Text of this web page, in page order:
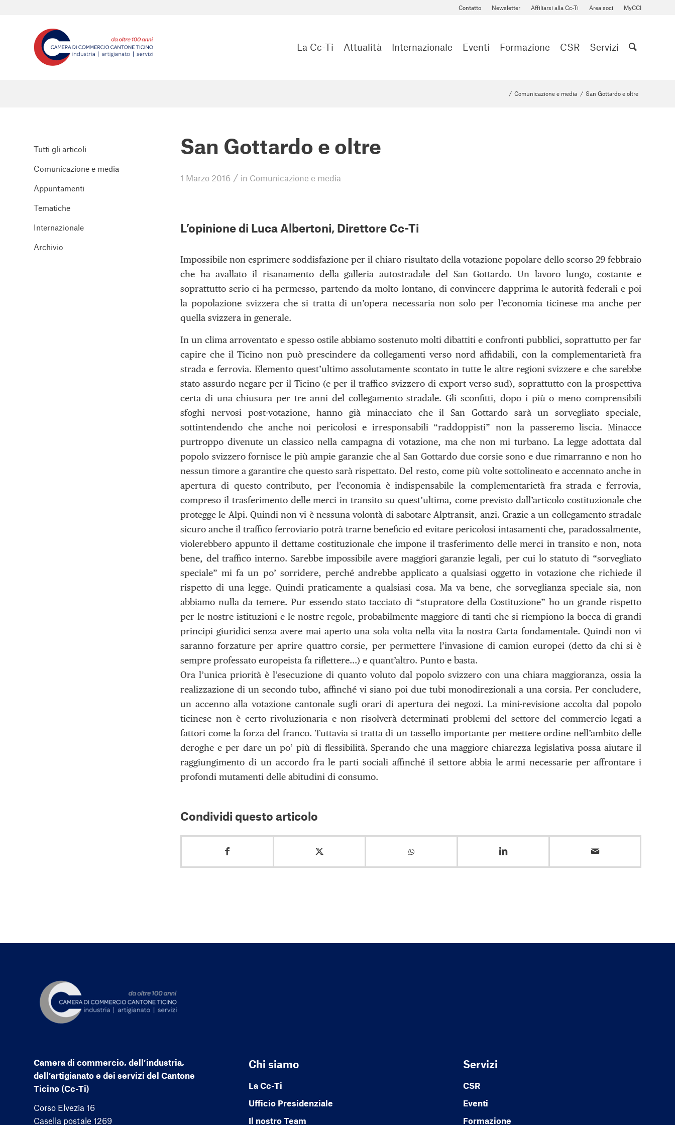
Contatto Newsletter Affiliarsi alla Cc-Ti Area soci MyCCI
La Cc-Ti Attualità Internazionale Eventi Formazione CSR Servizi
/ Comunicazione e media / San Gottardo e oltre
San Gottardo e oltre
1 Marzo 2016 / in Comunicazione e media
L’opinione di Luca Albertoni, Direttore Cc-Ti
Impossibile non esprimere soddisfazione per il chiaro risultato della votazione popolare dello scorso 29 febbraio
che ha avallato il risanamento della galleria autostradale del San Gottardo. Un lavoro lungo, costante e
soprattutto serio ci ha permesso, partendo da molto lontano, di convincere dapprima le autorità federali e poi
la popolazione svizzera che si tratta di un’opera necessaria non solo per l’economia ticinese ma anche per
quella svizzera in generale.
In un clima arroventato e spesso ostile abbiamo sostenuto molti dibattiti e confronti pubblici, soprattutto per far
capire che il Ticino non può prescindere da collegamenti verso nord affidabili, con la complementarietà fra
strada e ferrovia. Elemento quest’ultimo assolutamente scontato in tutte le altre regioni svizzere e che sarebbe
stato assurdo negare per il Ticino (e per il traffico svizzero di export verso sud), soprattutto con la prospettiva
certa di una chiusura per tre anni del collegamento stradale. Gli sconfitti, dopo i più o meno comprensibili
sfoghi nervosi post-votazione, hanno già minacciato che il San Gottardo sarà un sorvegliato speciale,
sottintendendo che anche noi pericolosi e irresponsabili “raddoppisti” non la passeremo liscia. Minacce
purtroppo divenute un classico nella campagna di votazione, ma che non mi turbano. La legge adottata dal
popolo svizzero fornisce le più ampie garanzie che al San Gottardo due corsie sono e due rimarranno e non ho
nessun timore a garantire che questo sarà rispettato. Del resto, come più volte sottolineato e accennato anche in
apertura di questo contributo, per l’economia è indispensabile la complementarietà fra strada e ferrovia,
compreso il trasferimento delle merci in transito su quest’ultima, come previsto dall’articolo costituzionale che
protegge le Alpi. Quindi non vi è nessuna volontà di sabotare Alptransit, anzi. Grazie a un collegamento stradale
sicuro anche il traffico ferroviario potrà trarne beneficio ed evitare pericolosi intasamenti che, paradossalmente,
violerebbero appunto il dettame costituzionale che impone il trasferimento delle merci in transito e non, nota
bene, del traffico interno. Sarebbe impossibile avere maggiori garanzie legali, per cui lo statuto di “sorvegliato
speciale” mi fa un po’ sorridere, perché andrebbe applicato a qualsiasi oggetto in votazione che richiede il
rispetto di una legge. Quindi praticamente a qualsiasi cosa. Ma va bene, che sorveglianza speciale sia, non
abbiamo nulla da temere. Pur essendo stato tacciato di “stupratore della Costituzione” ho un grande rispetto
per le nostre istituzioni e le nostre regole, probabilmente maggiore di tanti che si riempiono la bocca di grandi
principi giuridici senza avere mai aperto una sola volta nella vita la nostra Carta fondamentale. Quindi non vi
saranno forzature per aprire quattro corsie, per permettere l’invasione di camion europei (detto da chi si è
sempre professato europeista fa riflettere…) e quant’altro. Punto e basta.
Ora l’unica priorità è l’esecuzione di quanto voluto dal popolo svizzero con una chiara maggioranza, ossia la
realizzazione di un secondo tubo, affinché vi siano poi due tubi monodirezionali a una corsia. Per concludere,
un accenno alla votazione cantonale sugli orari di apertura dei negozi. La mini-revisione accolta dal popolo
ticinese non è certo rivoluzionaria e non risolverà determinati problemi del settore del commercio legati a
fattori come la forza del franco. Tuttavia si tratta di un tassello importante per mettere ordine nell’ambito delle
deroghe e per dare un po’ più di flessibilità. Sperando che una maggiore chiarezza legislativa possa aiutare il
raggiungimento di un accordo fra le parti sociali affinché il settore abbia le armi necessarie per affrontare i
profondi mutamenti delle abitudini di consumo.
Condividi questo articolo
Tutti gli articoli
Comunicazione e media
Appuntamenti
Tematiche
Internazionale
Archivio
Camera di commercio, dell’industria,
dell’artigianato e dei servizi del Cantone
Ticino (Cc-Ti)
Corso Elvezia 16
Casella postale 1269
Chi siamo
La Cc-Ti
Ufficio Presidenziale
Il nostro Team
Servizi
CSR
Eventi
Formazione